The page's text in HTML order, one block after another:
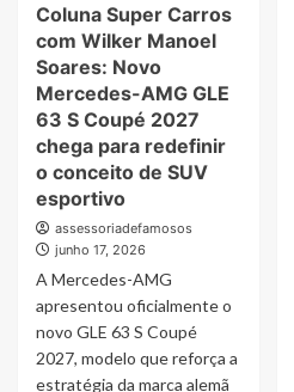
Coluna Super Carros
com Wilker Manoel
Soares: Novo
Mercedes-AMG GLE
63 S Coupé 2027
chega para redefinir
o conceito de SUV
esportivo
assessoriadefamosos
junho 17, 2026
A Mercedes-AMG
apresentou oficialmente o
novo GLE 63 S Coupé
2027, modelo que reforça a
estratégia da marca alemã